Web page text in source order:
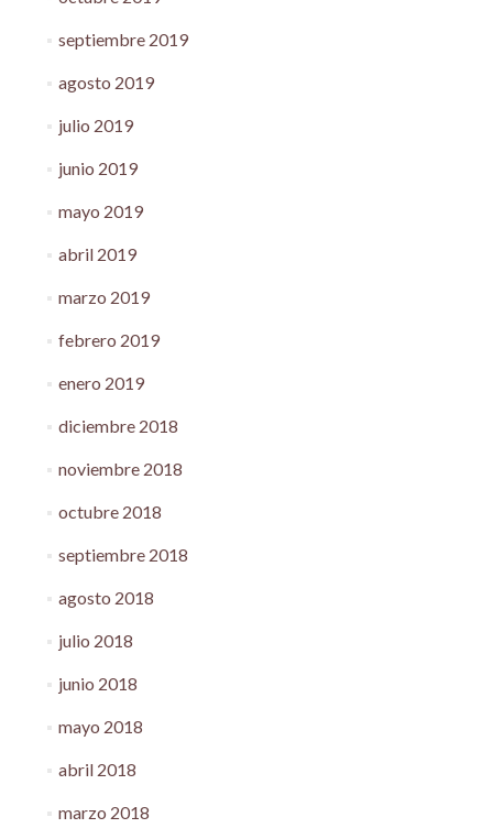
septiembre 2019
agosto 2019
julio 2019
junio 2019
mayo 2019
abril 2019
marzo 2019
febrero 2019
enero 2019
diciembre 2018
noviembre 2018
octubre 2018
septiembre 2018
agosto 2018
julio 2018
junio 2018
mayo 2018
abril 2018
marzo 2018